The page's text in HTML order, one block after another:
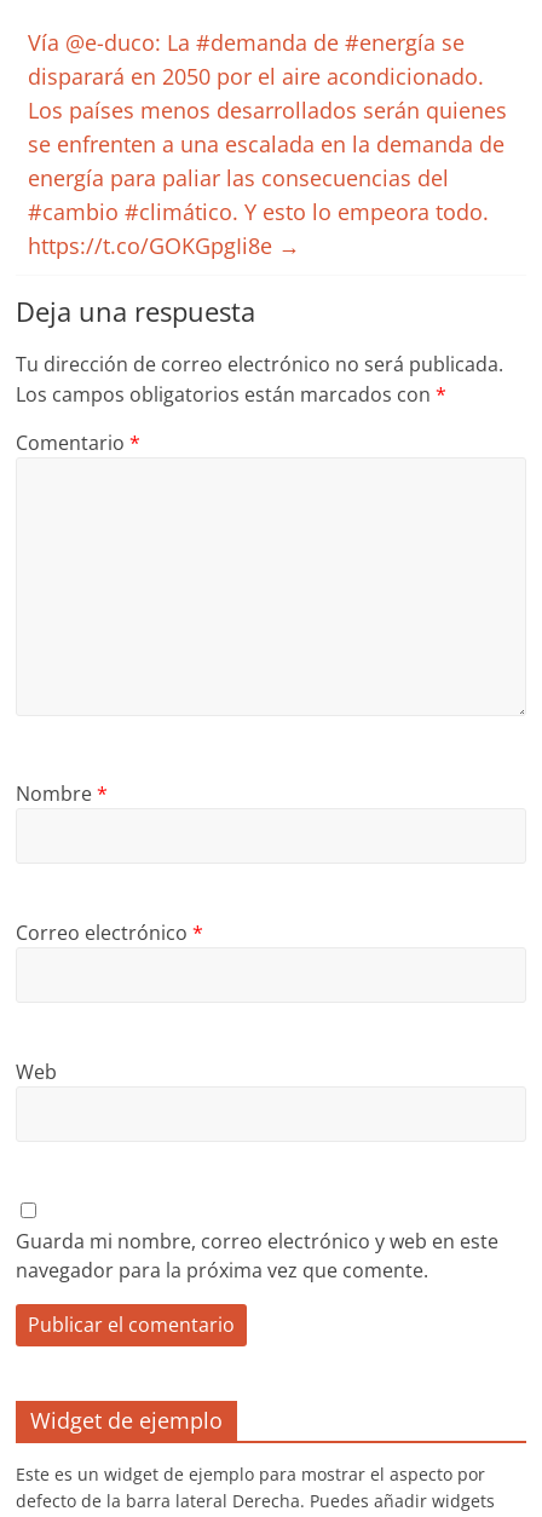
Vía @e-duco: La #demanda de #energía se
disparará en 2050 por el aire acondicionado.
Los países menos desarrollados serán quienes
se enfrenten a una escalada en la demanda de
energía para paliar las consecuencias del
#cambio #climático. Y esto lo empeora todo.
https://t.co/GOKGpgIi8e →
Deja una respuesta
Tu dirección de correo electrónico no será publicada.
Los campos obligatorios están marcados con*
Comentario*
Nombre*
Correo electrónico*
Web
Guarda mi nombre, correo electrónico y web en este
navegador para la próxima vez que comente.
Widget de ejemplo
Este es un widget de ejemplo para mostrar el aspecto por
defecto de la barra lateral Derecha. Puedes añadir widgets